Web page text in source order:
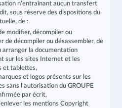
n’entraînant aucun transfert
sous réserve des dispositions du
de :
modifier, décompiler ou
de décompiler ou désassembler, de
arranger la documentation
sur les sites Internet et les
et tablettes,
et logos présents sur les
sans l’autorisation du GROUPE
par écrit,
les mentions Copyright